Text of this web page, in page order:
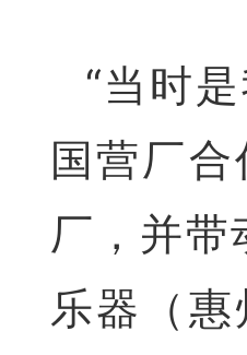
“当时
国营厂
厂，并带
乐器（